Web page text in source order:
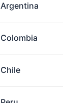
Argentina
Colombia
Chile